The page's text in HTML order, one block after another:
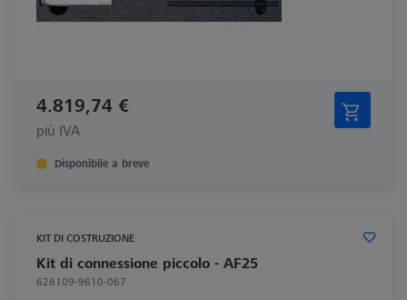
4.819,74 €
più IVA
Disponibile a breve
KIT DI COSTRUZIONE
Kit di connessione piccolo - AF25
626109-9610-067